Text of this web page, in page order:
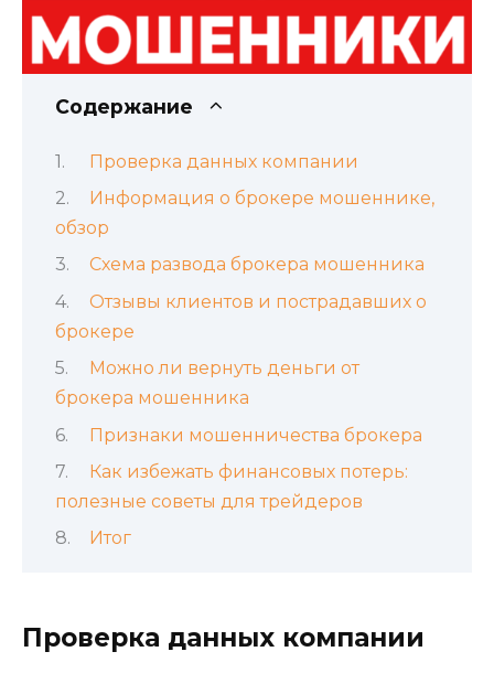
Содержание
Проверка данных компании
Информация о брокере мошеннике,
обзор
Схема развода брокера мошенника
Отзывы клиентов и пострадавших о
брокере
Можно ли вернуть деньги от
брокера мошенника
Признаки мошенничества брокера
Как избежать финансовых потерь:
полезные советы для трейдеров
Итог
Проверка данных компании